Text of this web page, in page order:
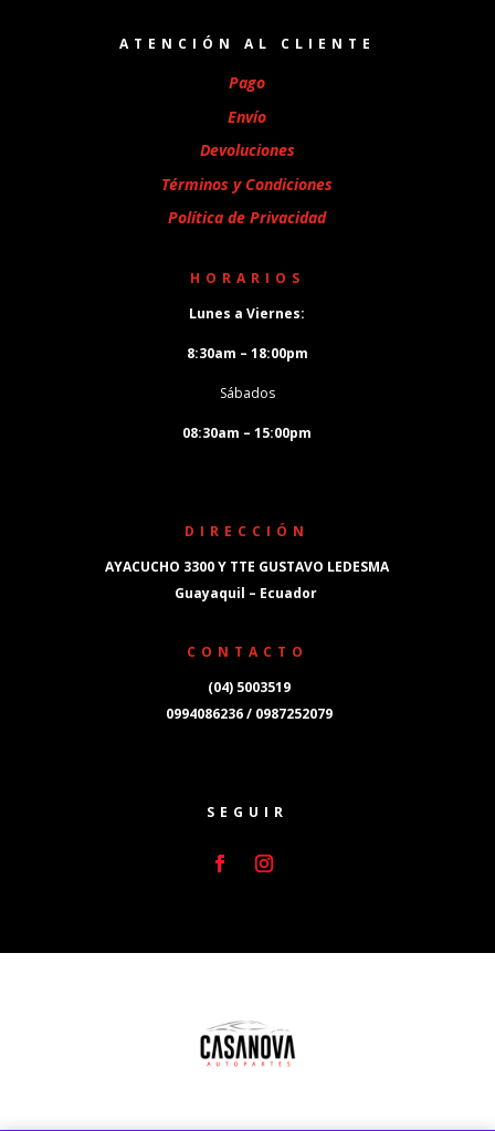
ATENCIÓN AL CLIENTE
Pago
Envío
Devoluciones
Términos y Condiciones
Política de Privacidad
HORARIOS
Lunes a Viernes:
8:30am – 18:00pm
Sábados
08:30am – 15:00pm
DIRECCIÓN
AYACUCHO 3300 Y TTE GUSTAVO LEDESMA
Guayaquil – Ecuador
CONTACTO
(04) 5003519
0994086236 / 0987252079
SEGUIR